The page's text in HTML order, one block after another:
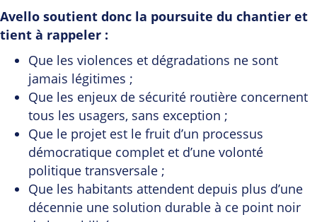
Avello soutient donc la poursuite du chantier et
tient à rappeler :
Que les violences et dégradations ne sont
jamais légitimes ;
Que les enjeux de sécurité routière concernent
tous les usagers, sans exception ;
Que le projet est le fruit d’un processus
démocratique complet et d’une volonté
politique transversale ;
Que les habitants attendent depuis plus d’une
décennie une solution durable à ce point noir